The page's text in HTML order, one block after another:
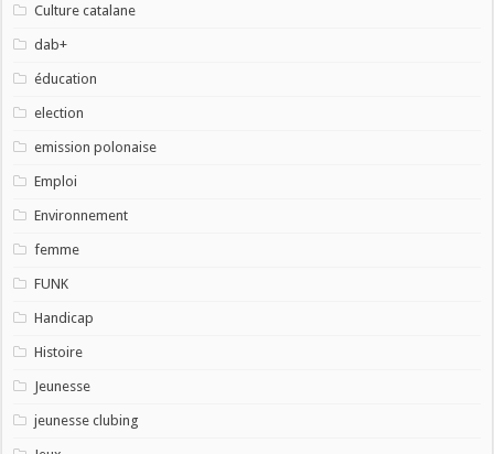
Culture catalane
dab+
éducation
election
emission polonaise
Emploi
Environnement
femme
FUNK
Handicap
Histoire
Jeunesse
jeunesse clubing